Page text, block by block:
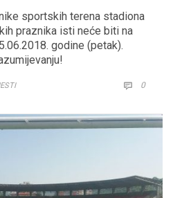
sportskih terena stadiona
praznika isti neće biti na
godine (petak).
 0